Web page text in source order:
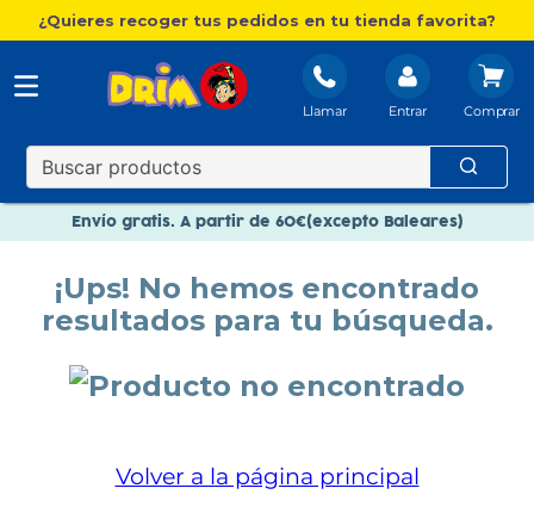
¿Quieres recoger tus pedidos en tu tienda favorita?
Llamar Entrar
Envío gratis. A partir de 60€(excepto Baleares)
Nuevo catálogo Aire Libre
Paga en 3 plazos sin intereses
¡Ups! No hemos encontrado
resultados para tu búsqueda.
Volver a la página principal